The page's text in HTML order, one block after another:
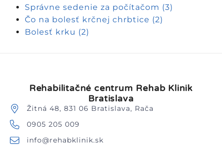
Správne sedenie za počítačom (3)
Čo na bolesť krčnej chrbtice (2)
Bolesť krku (2)
Rehabilitačné centrum Rehab Klinik
Bratislava
Žitná 48, 831 06 Bratislava, Rača
0905 205 009
info@rehabklinik.sk